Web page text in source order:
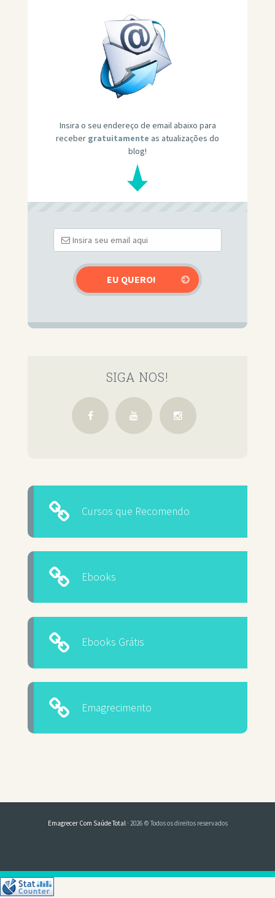
Insira o seu endereço de email abaixo para
receber gratuitamente as atualizações do
blog!
SIGA NOS!
Cursos que Recomendo
Ebooks
Ebooks Grátis
Emagrecimento
Emagrecer Com Saúde Total · 2026 © Todos os direitos reservados